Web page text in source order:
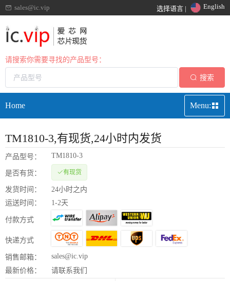
sales@ic.vip 选择语言 | English
请搜索你需要寻找的产品型号：
搜索
Home Menu:
TM1810-3,有现货,24小时内发货
产品型号： TM1810-3
是否有货： 有现货
发货时间：
24小时之内
运送时间：
1-2天
付款方式
快递方式
销售邮箱：
sales@ic.vip
最新价格：
请联系我们